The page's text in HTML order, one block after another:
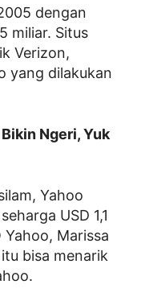
dengan
miliar. Situs
Verizon,
yang dilakukan
Ngeri, Yuk
Yahoo
USD 1,1
Yahoo, Marissa
bisa menarik